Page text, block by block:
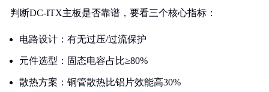
判断DC-ITX主板是否靠谱，要看三个核心指标：
电路设计：有无过压/过流保护
元件选型：固态电容占比≥80%
散热方案：铜管散热比铝片效能高30%